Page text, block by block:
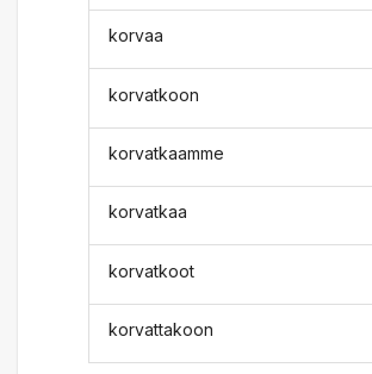
korvaa
korvatkoon
korvatkaamme
korvatkaa
korvatkoot
korvattakoon